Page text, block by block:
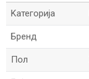
Kатегорија
Бренд
Пол